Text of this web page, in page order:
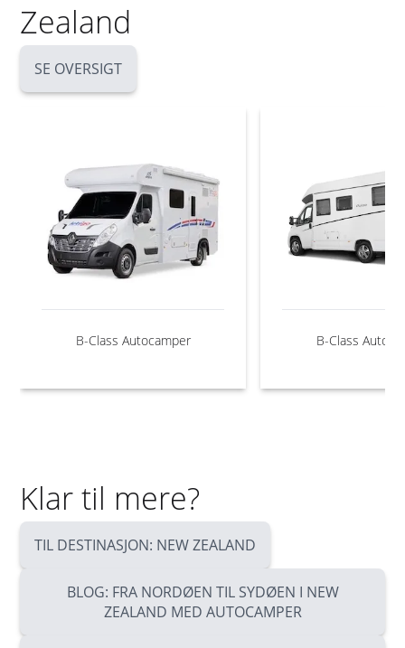
Zealand
SE OVERSIGT
B-Class Autocamper B-Class
Klar til mere?
TIL DESTINASJON: NEW ZEALAND
BLOG: FRA NORDØEN TIL SYDØEN I NEW
ZEALAND MED AUTOCAMPER